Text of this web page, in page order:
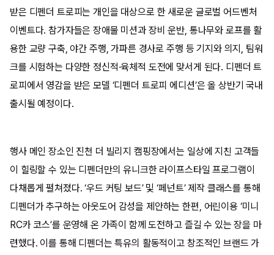
받은 디펜더 트로피는 개인을 대상으로 한 새로운 글로벌 어드벤처
이벤트다. 참가자들은 장애물 미션과 장비 운반, 통나무와 로프를 활
용한 교량 구축, 야간 주행, 가파른 경사로 주행 등 기지와 의지, 팀워
크를 시험하는 다양한 정신적·육체적 도전에 맞서게 된다. 디펜더 트
로피에서 영감을 받은 모델 ‘디펜더 트로피 에디션’은 올 상반기 국내
출시될 예정이다.
행사 메인 장소인 진천 더 빌리지 캠핑장에서는 일상에 지친 고객들
이 힐링할 수 있는 디펜더만의 유니크한 라이프스타일 프로그램이
다채롭게 펼쳐졌다. ‘우드 커팅 보드’ 및 ‘페넌트’ 제작 클래스를 통해
디펜더가 추구하는 아웃도어 감성을 제안하는 한편, 어린이용 ‘미니
RC카 코스’를 운영해 온 가족이 함께 도전하고 즐길 수 있는 장을 마
련했다. 이를 통해 디펜더는 특유의 활동적이고 창조적인 브랜드 가